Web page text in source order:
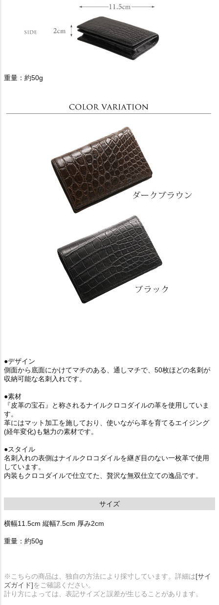
重量：約50g
●デザイン
側面から底面にかけてマチのある、通しマチで、50枚ほどの名刺が
収納可能な名刺入れです。
●素材
『皮革の宝石』と称されるナイルクロコダイルの革を使用していま
す。
革にはマット加工を施しており、使いながら革を育てるエイジング
(経年変化)も魅力の素材です。
●スタイル
名刺入れの表側はナイルクロコダイルを継ぎ目のない一枚革で使用
しています。
内装もクロコダイルで仕立てた、贅沢な無双仕立ての逸品です。
サイズ
横幅11.5cm 縦幅7.5cm 厚み2cm
重量：約50g
※こちらの商品は、独自の方法により採寸しています。詳細は[サイ
ズガイド]をご確認ください。
計り方によっては、表記サイズと誤差が生じることがあります。